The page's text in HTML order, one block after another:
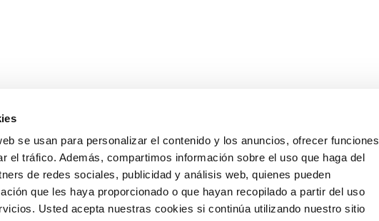
se usan para personalizar el contenido y los anuncios, ofrecer funciones
el tráfico. Además, compartimos información sobre el uso que haga del
de redes sociales, publicidad y análisis web, quienes pueden
que les haya proporcionado o que hayan recopilado a partir del uso
Usted acepta nuestras cookies si continúa utilizando nuestro sitio